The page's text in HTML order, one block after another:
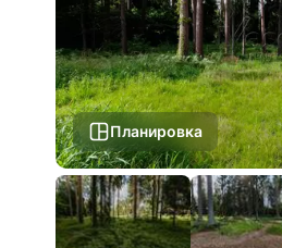
Планировка